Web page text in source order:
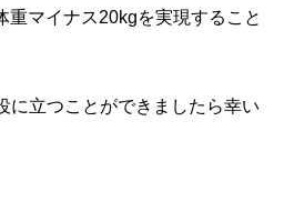
重マイナス20kgを実現すること
に立つことができましたら幸い